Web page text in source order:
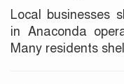
Local businesses
in Anaconda
Many residents